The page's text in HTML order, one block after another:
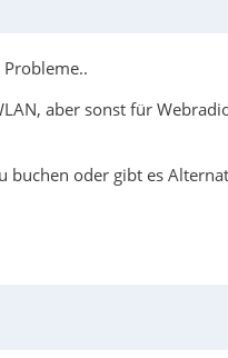
aber sonst für
buchen oder gibt es